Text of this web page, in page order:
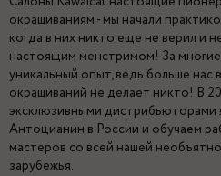
окрашиваниям - мы начали
когда в них никто еще не верил и
настоящим менстримом! За
уникальный опыт, ведь больше нас
окрашиваний не делает никто! В
эксклюзивными дистрибьюторами
Антоцианин в России и обучаем
мастеров со всей нашей
зарубежья.